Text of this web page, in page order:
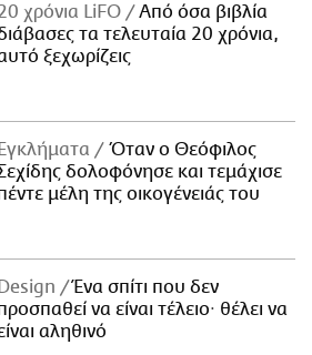
χρόνια LiFO
Από όσα βιβλία
τα τελευταία 20 χρόνια,
ξεχωρίζεις
Εγκλήματα
Όταν ο Θεόφιλος
δολοφόνησε και τεμάχισε
μέλη της οικογένειάς του
Design
Ένα σπίτι που δεν
να είναι τέλειο· θέλει να
αληθινό